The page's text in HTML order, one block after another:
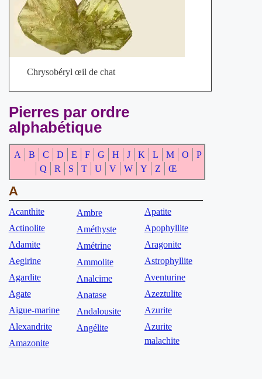
Chrysobéryl œil de chat
Pierres par ordre
alphabétique
A B C D E F G H J K L M O
P
Q
R S T U V W Y Z Œ
A
Acanthite
Actinolite
Adamite
Aegirine
Agardite
Agate
Aigue-marine
Alexandrite
Amazonite
Ambre
Améthyste
Amétrine
Ammolite
Analcime
Anatase
Andalousite
Angélite
Apatite
Apophyllite
Aragonite
Astrophyllite
Aventurine
Azeztulite
Azurite
Azurite
malachite